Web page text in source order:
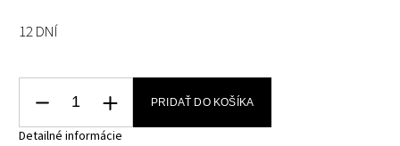
12 DNÍ
PRIDAŤ DO KOŠÍKA
Detailné informácie